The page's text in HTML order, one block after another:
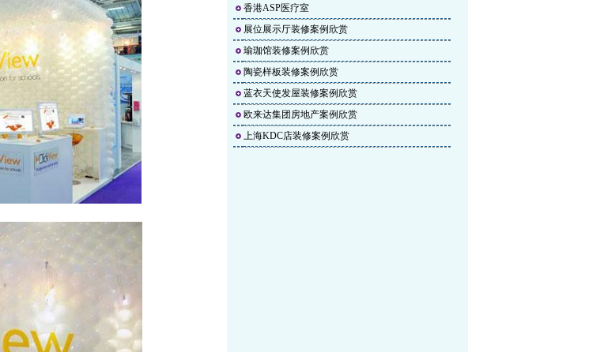
香港ASP医疗室
展位展示厅装修案例欣赏
瑜珈馆装修案例欣赏
陶瓷样板装修案例欣赏
蓝衣天使发屋装修案例欣赏
欧来达集团房地产案例欣赏
上海KDC店装修案例欣赏